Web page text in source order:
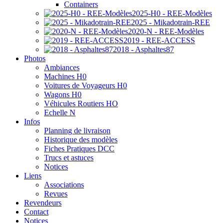
Containers
2025-H0 - REE-Modèles
2025 - Mikadotrain-REE
2020-N - REE-Modèles
2019 - REE-ACCESS
2018 - Asphaltes87
Photos
Ambiances
Machines H0
Voitures de Voyageurs H0
Wagons H0
Véhicules Routiers HO
Echelle N
Infos
Planning de livraison
Historique des modèles
Fiches Pratiques DCC
Trucs et astuces
Notices
Liens
Associations
Revues
Revendeurs
Contact
Notices